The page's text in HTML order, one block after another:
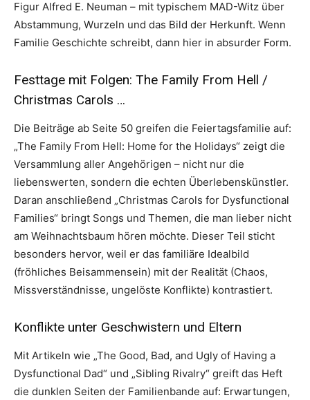
Figur Alfred E. Neuman – mit typischem MAD-Witz über
Abstammung, Wurzeln und das Bild der Herkunft. Wenn
Familie Geschichte schreibt, dann hier in absurder Form.
Festtage mit Folgen: The Family From Hell /
Christmas Carols …
Die Beiträge ab Seite 50 greifen die Feiertagsfamilie auf:
„The Family From Hell: Home for the Holidays“ zeigt die
Versammlung aller Angehörigen – nicht nur die
liebenswerten, sondern die echten Überlebenskünstler.
Daran anschließend „Christmas Carols for Dysfunctional
Families“ bringt Songs und Themen, die man lieber nicht
am Weihnachtsbaum hören möchte. Dieser Teil sticht
besonders hervor, weil er das familiäre Idealbild
(fröhliches Beisammensein) mit der Realität (Chaos,
Missverständnisse, ungelöste Konflikte) kontrastiert.
Konflikte unter Geschwistern und Eltern
Mit Artikeln wie „The Good, Bad, and Ugly of Having a
Dysfunctional Dad“ und „Sibling Rivalry“ greift das Heft
die dunklen Seiten der Familienbande auf: Erwartungen,